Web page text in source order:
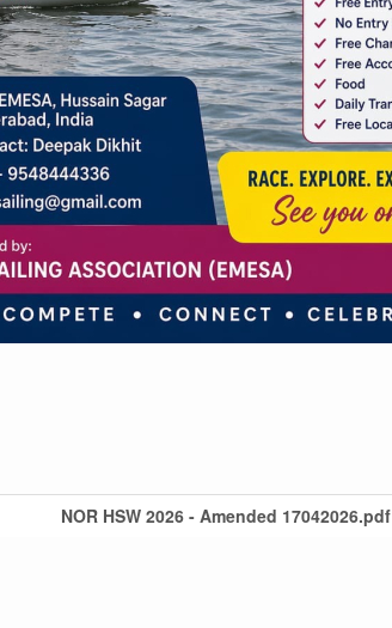
NOR HSW 2026 - Amended 17042026.pdf